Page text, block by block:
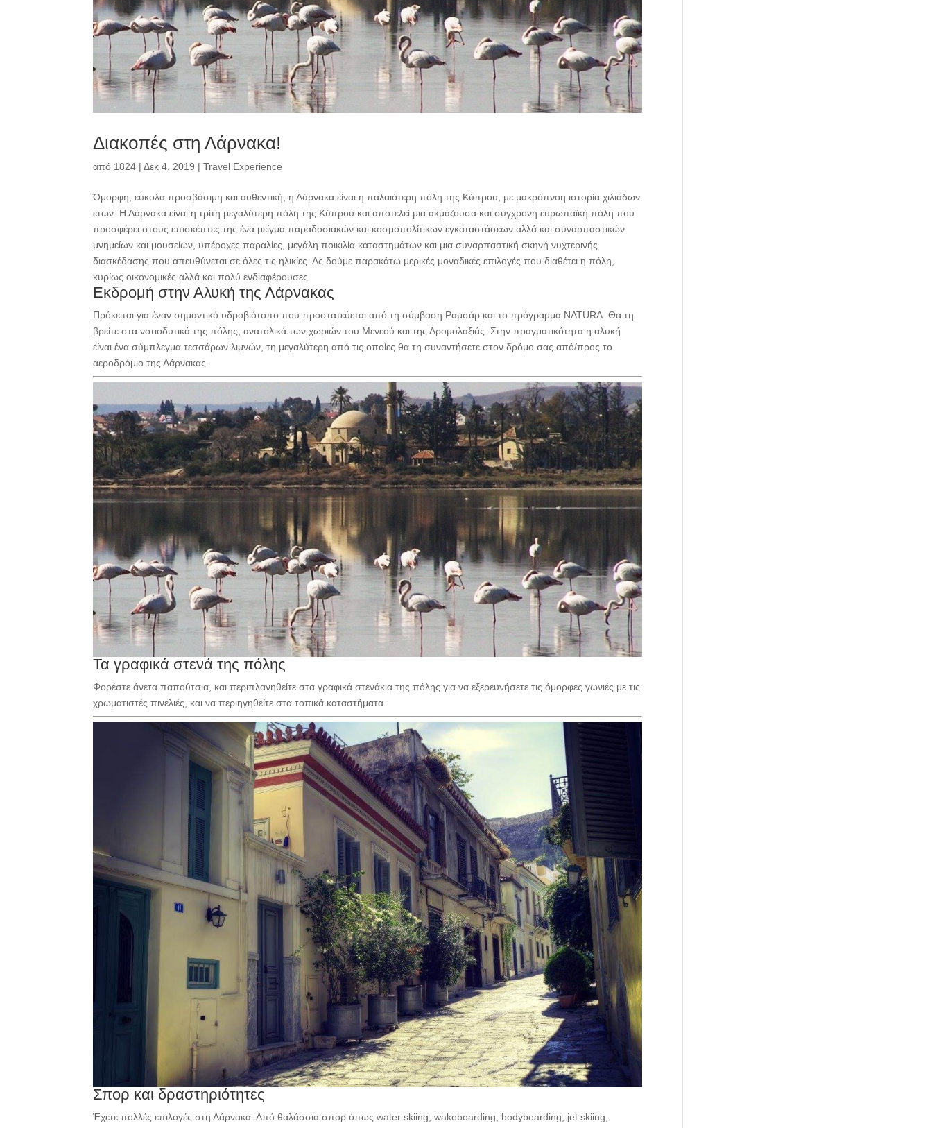
Διακοπές στη Λάρνακα!
από 1824 |Δεκ 4, 2019 |Travel Experience
Όμορφη, εύκολα προσβάσιμη και αυθεντική, η Λάρνακα είναι η παλαιότερη πόλη της Κύπρου, με μακρόπνοη ιστορία χιλιάδων
ετών. Η Λάρνακα είναι η τρίτη μεγαλύτερη πόλη της Κύπρου και αποτελεί μια ακμάζουσα και σύγχρονη ευρωπαϊκή πόλη που
προσφέρει στους επισκέπτες της ένα μείγμα παραδοσιακών και κοσμοπολίτικων εγκαταστάσεων αλλά και συναρπαστικών
μνημείων και μουσείων, υπέροχες παραλίες, μεγάλη ποικιλία καταστημάτων και μια συναρπαστική σκηνή νυχτερινής
διασκέδασης που απευθύνεται σε όλες τις ηλικίες. Ας δούμε παρακάτω μερικές μοναδικές επιλογές που διαθέτει η πόλη,
κυρίως οικονομικές αλλά και πολύ ενδιαφέρουσες.
Εκδρομή στην Αλυκή της Λάρνακας
Πρόκειται για έναν σημαντικό υδροβιότοπο που προστατεύεται από τη σύμβαση Ραμσάρ και το πρόγραμμα NATURA. Θα τη
βρείτε στα νοτιοδυτικά της πόλης, ανατολικά των χωριών του Μενεού και της Δρομολαξιάς. Στην πραγματικότητα η αλυκή
είναι ένα σύμπλεγμα τεσσάρων λιμνών, τη μεγαλύτερη από τις οποίες θα τη συναντήσετε στον δρόμο σας από/προς το
αεροδρόμιο της Λάρνακας.
Τα γραφικά στενά της πόλης
Φορέστε άνετα παπούτσια, και περιπλανηθείτε στα γραφικά στενάκια της πόλης για να εξερευνήσετε τις όμορφες γωνιές με τις
χρωματιστές πινελιές, και να περιηγηθείτε στα τοπικά καταστήματα.
Σπορ και δραστηριότητες
Έχετε πολλές επιλογές στη Λάρνακα. Από θαλάσσια σπορ όπως water skiing, wakeboarding, bodyboarding, jet skiing,